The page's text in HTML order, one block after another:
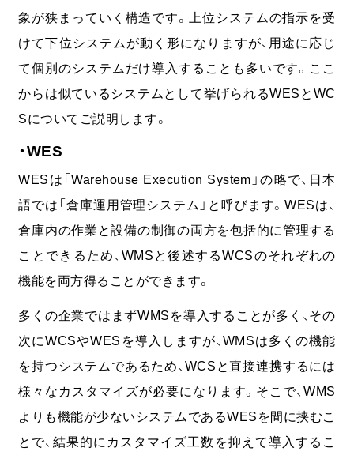
象が狭まっていく構造です。上位システムの指示を受
けて下位システムが動く形になりますが、用途に応じ
て個別のシステムだけ導入することも多いです。ここ
からは似ているシステムとして挙げられるWESとWC
Sについてご説明します。
・WES
WESは「Warehouse Execution System」の略で、日本
語では「倉庫運用管理システム」と呼びます。WESは、
倉庫内の作業と設備の制御の両方を包括的に管理する
ことできるため、WMSと後述するWCSのそれぞれの
機能を両方得ることができます。
多くの企業ではまずWMSを導入することが多く、その
次にWCSやWESを導入しますが、WMSは多くの機能
を持つシステムであるため、WCSと直接連携するには
様々なカスタマイズが必要になります。そこで、WMS
よりも機能が少ないシステムであるWESを間に挟むこ
とで、結果的にカスタマイズ工数を抑えて導入するこ